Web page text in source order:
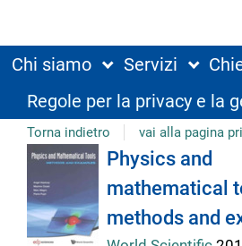
Chi siamo Servizi
Regole per la privacy e la
Torna indietro vai alla pagina
Dettaglio
del
Physics and
mathematical
methods and